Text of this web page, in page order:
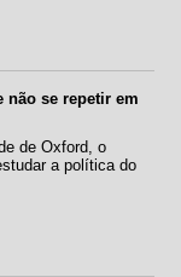
não se repetir em
de Oxford, o
a política do